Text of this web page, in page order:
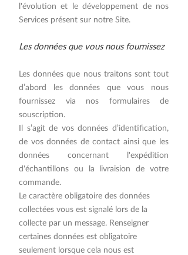
l'évolution et le développement de nos
Services présent sur notre Site.
Les données que vous nous fournissez
Les données que nous traitons sont tout
d’abord les données que vous nous
fournissez via nos formulaires de
souscription.
Il s’agit de vos données d’identification,
de vos données de contact ainsi que les
données concernant l'expédition
d'échantillons ou la livraision de votre
commande.
Le caractère obligatoire des données
collectées vous est signalé lors de la
collecte par un message. Renseigner
certaines données est obligatoire
seulement lorsque cela nous est